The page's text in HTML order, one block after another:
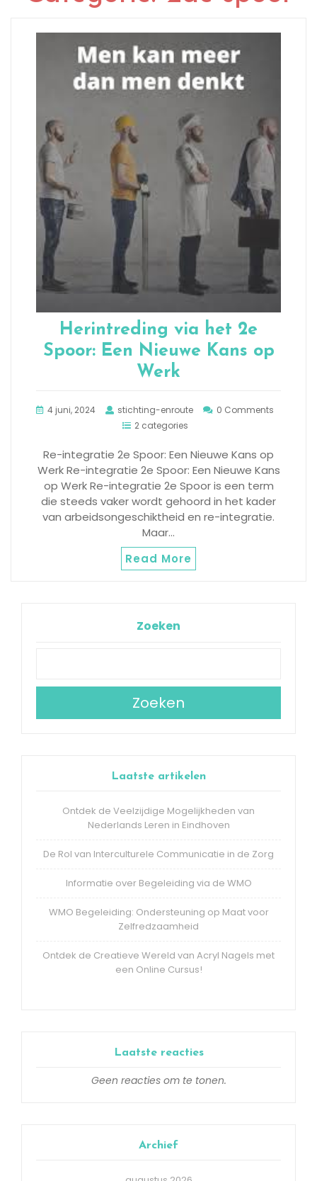
Herintreding via het 2e
Spoor: Een Nieuwe Kans op
Werk
4 juni, 2024 stichting-enroute
0 Comments
2 categories
Re-integratie 2e Spoor: Een Nieuwe Kans op
Werk Re-integratie 2e Spoor: Een Nieuwe Kans
op Werk Re-integratie 2e Spoor is een term
die steeds vaker wordt gehoord in het kader
van arbeidsongeschiktheid en re-integratie.
Maar…
Read More
Zoeken
Zoeken
Laatste artikelen
Ontdek de Veelzijdige Mogelijkheden van
Nederlands Leren in Eindhoven
De Rol van Interculturele Communicatie in de Zorg
Informatie over Begeleiding via de WMO
WMO Begeleiding: Ondersteuning op Maat voor
Zelfredzaamheid
Ontdek de Creatieve Wereld van Acryl Nagels met
een Online Cursus!
Laatste reacties
Geen reacties om te tonen.
Archief